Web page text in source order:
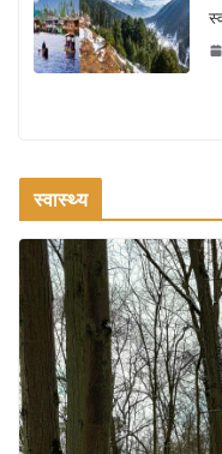
रामेश्वरम यात्रा गाइड:
July 30, 2026 1
स्वास्थ्य